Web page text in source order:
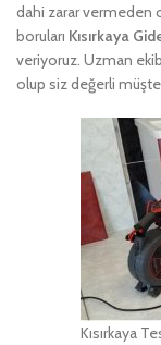
dahi zarar vermeden
boruları Kısırkaya
veriyoruz. Uzman
olup siz değerli
Kısırkaya